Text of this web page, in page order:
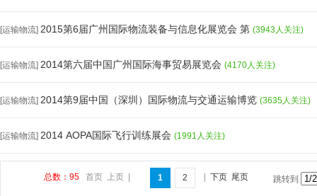
[运输物流] 2015第6届广州国际物流装备与信息化展览会 第 (3943人关注)
[运输物流] 2014第六届中国广州国际海事贸易展览会 (4170人关注)
[运输物流] 2014第9届中国（深圳）国际物流与交通运输博览 (3635人关注)
[运输物流] 2014 AOPA国际飞行训练展会 (1991人关注)
总数：95 首页 上页 1 2 下页 尾页 跳转到